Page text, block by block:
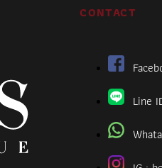
CONTACT
Line